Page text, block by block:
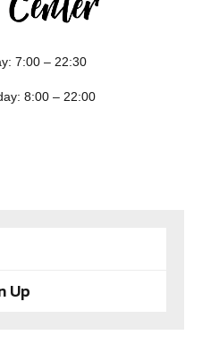
– 22:30
– 22:00
Up